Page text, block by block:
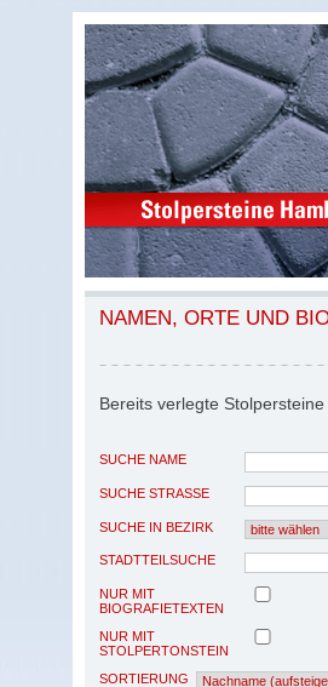
NAMEN, ORTE UND
Bereits verlegte Stolpersteine
SUCHE NAME
SUCHE STRASSE
SUCHE IN BEZIRK
STADTTEILSUCHE
NUR MIT
BIOGRAFIETEXTEN
NUR MIT
STOLPERTONSTEIN
SORTIERUNG